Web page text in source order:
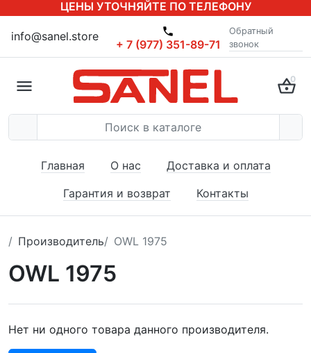
ЦЕНЫ УТОЧНЯЙТЕ ПО ТЕЛЕФОНУ
info@sanel.store
+ 7 (977) 351-89-71
Обратный
звонок
0
Главная О нас
Доставка и оплата
Гарантия и возврат
Контакты
Производитель OWL 1975
OWL 1975
Нет ни одного товара данного производителя.